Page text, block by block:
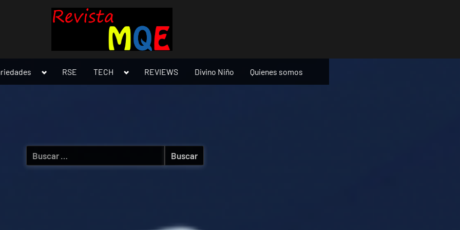
Toggle
menu
RSE TECH
Toggle
menu
REVIEWS Divino Niño Quienes somos
Buscar: